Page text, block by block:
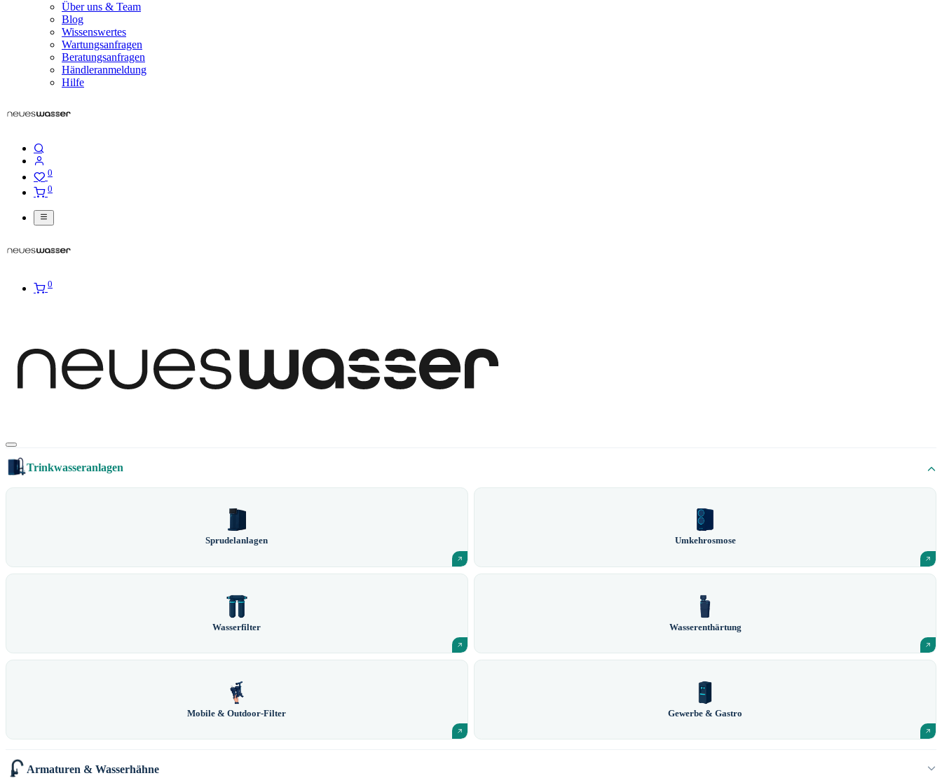
Über uns & Team
Blog
Wissenswertes
Wartungsanfragen
Beratungsanfragen
Händleranmeldung
Hilfe
0
0
0
Trinkwasseranlagen
Sprudelanlagen Umkehrosmose
Wasserfilter Wasserenthärtung
Mobile & Outdoor-Filter Gewerbe & Gastro
Armaturen & Wasserhähne